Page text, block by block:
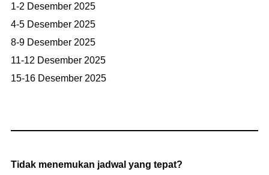
1-2 Desember 2025
4-5 Desember 2025
8-9 Desember 2025
11-12 Desember 2025
15-16 Desember 2025
Tidak menemukan jadwal yang tepat?